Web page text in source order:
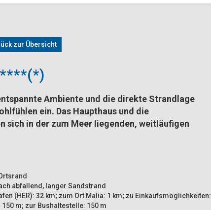
zur Übersicht
****(*)
Ambiente und die direkte Strandlage
ein. Das Haupthaus und die
sich in der zum Meer liegenden, weitläufigen
abfallend, langer Sandstrand
(HER): 32 km; zum Ort Malia: 1 km; zu Einkaufsmöglichkeiten:
m; zur Bushaltestelle: 150 m